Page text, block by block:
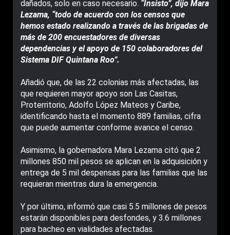
dañados, solo en caso necesario. “Insisto”, dijo Mara
Lezama, “todo de acuerdo con los censos que
hemos estado realizando a través de las brigadas de
más de 200 encuestadores de diversas
dependencias y el apoyo de 150 colaboradores del
Sistema DIF Quintana Roo”.
Añadió que, de las 22 colonias más afectadas, las
que requieren mayor apoyo son Las Casitas,
Proterritorio, Adolfo López Mateos y Caribe,
identificando hasta el momento 889 familias, cifra
que puede aumentar conforme avance el censo.
Asimismo, la gobernadora Mara Lezama citó que 2
millones 850 mil pesos se aplican en la adquisición y
entrega de 5 mil despensas para las familias que las
requieran mientras dura la emergencia.
Y por último, informó que casi 5.5 millones de pesos
estarán disponibles para desfondes, y 3.6 millones
para bacheo en vialidades afectadas.